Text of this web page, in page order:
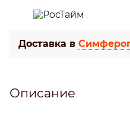
Доставка в
Описание